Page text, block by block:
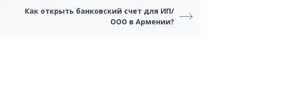
Как открыть банковский счет для ИП/
ООО в Армении?